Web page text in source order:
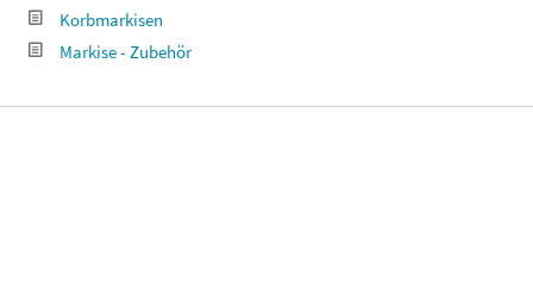
Korbmarkisen
Markise - Zubehör